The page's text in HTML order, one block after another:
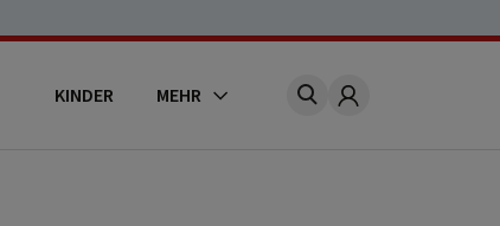
KINDER MEHR Account